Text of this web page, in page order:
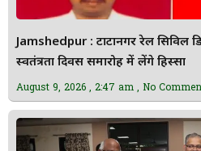
Jamshedpur : टाटानगर रेल सिविल
स्वतंत्रता दिवस समारोह में लेंगे हिस्सा
August 9, 2026 2:47 am No